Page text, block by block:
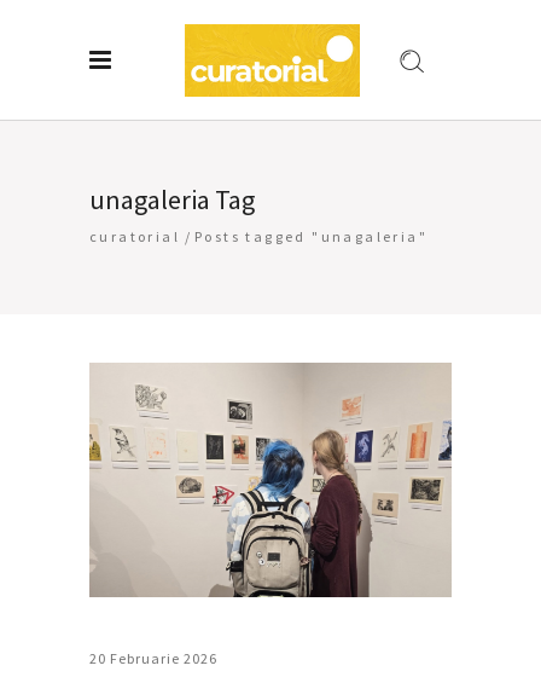
unagaleria Tag
curatorial / Posts tagged "unagaleria"
20 Februarie 2026